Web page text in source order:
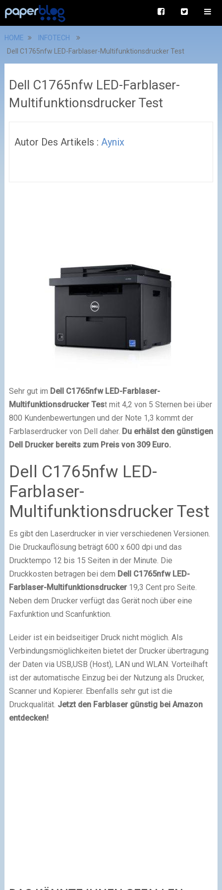
HOME
INFOTECH
Dell C1765nfw LED-Farblaser-Multifunktionsdrucker Test
Dell C1765nfw LED-Farblaser-
Multifunktionsdrucker Test
Autor Des Artikels : Aynix
Sehr gut im Dell C1765nfw LED-Farblaser-
Multifunktionsdrucker Test mit 4,2 von 5 Sternen bei über
800 Kundenbewertungen und der Note 1,3 kommt der
Farblaserdrucker von Dell daher. Du erhälst den günstigen
Dell Drucker bereits zum Preis von 309 Euro.
Dell C1765nfw LED-
Farblaser-
Multifunktionsdrucker Test
Es gibt den Laserdrucker in vier verschiedenen Versionen.
Die Druckauflösung beträgt 600 x 600 dpi und das
Drucktempo 12 bis 15 Seiten in der Minute. Die
Druckkosten betragen bei dem Dell C1765nfw LED-
Farblaser-Multifunktionsdrucker19,3 Cent pro Seite.
Neben dem Drucker verfügt das Gerät noch über eine
Faxfunktion und Scanfunktion.
Leider ist ein beidseitiger Druck nicht möglich. Als
Verbindungsmöglichkeiten bietet der Drucker übertragung
der Daten via USB,USB (Host), LAN und WLAN. Vorteilhaft
ist der automatische Einzug bei der Nutzung als Drucker,
Scanner und Kopierer. Ebenfalls sehr gut ist die
Druckqualität. Jetzt den Farblaser günstig bei Amazon
entdecken!